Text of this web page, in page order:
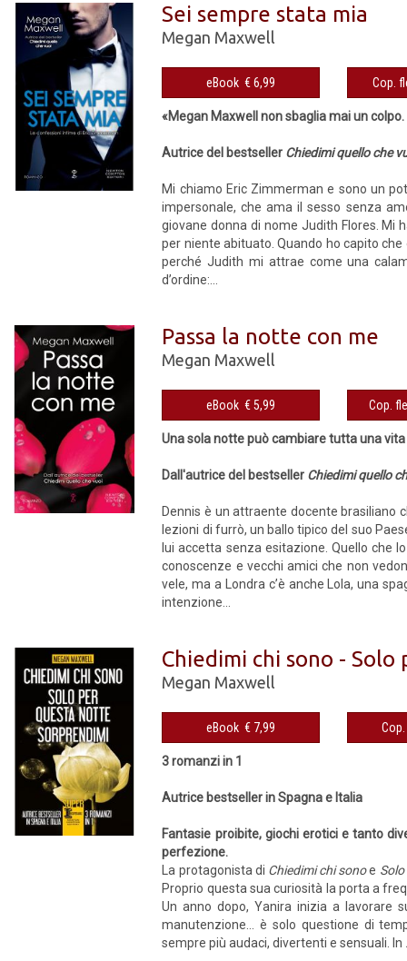
Sei sempre stata mia
Megan Maxwell
eBook € 6,99
«Megan Maxwell non sbaglia mai un
Autrice del bestseller Chiedimi quello che
Mi chiamo Eric Zimmerman e sono un
impersonale, che ama il sesso senza
giovane donna di nome Judith Flores.
per niente abituato. Quando ho capito
perché Judith mi attrae come una
d’ordine:...
Passa la notte con me
Megan Maxwell
eBook € 5,99
Una sola notte può cambiare tutta una vita
Dall'autrice del bestseller Chiedimi quello
Dennis è un attraente docente brasiliano
lezioni di furrò, un ballo tipico del suo
lui accetta senza esitazione. Quello che
conoscenze e vecchi amici che non
vele, ma a Londra c’è anche Lola, una
intenzione...
Chiedimi chi sono -
Megan Maxwell
eBook € 7,99
3 romanzi in 1
Autrice bestseller in Spagna e Italia
Fantasie proibite, giochi erotici e tanto
perfezione.
La protagonista di Chiedimi chi sonoe
Proprio questa sua curiosità la porta a
Un anno dopo, Yanira inizia a lavorare
manutenzione… è solo questione di
sempre più audaci, divertenti e sensuali. In